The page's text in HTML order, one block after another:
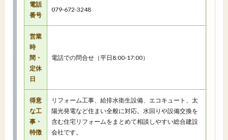
電話
番号
079-672-3248
営業
時
間・
定休
日
電話での問合せ（平日8:00-17:00）
得意
な工
事・
特徴
リフォーム工事、給排水衛生設備、エコキュート、太
陽光発電など住まい全般に対応。水回りや設備交換を
含む住宅リフォームをまとめて相談しやすい総合建設
会社です。